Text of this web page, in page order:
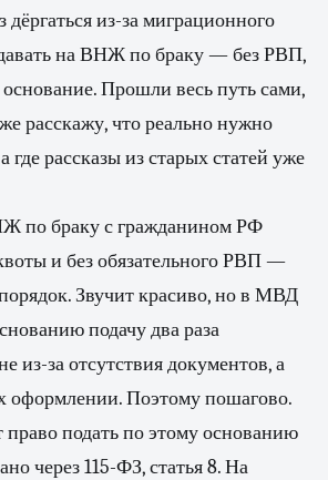
дёргаться из-за миграционного
на ВНЖ по браку — без РВП,
основание. Прошли весь путь сами,
расскажу, что реально нужно
где рассказы из старых статей уже
по браку с гражданином РФ
и без обязательного РВП —
Звучит красиво, но в МВД
подачу два раза
из-за отсутствия документов, а
оформлении. Поэтому пошагово.
подать по этому основанию
через 115-ФЗ, статья 8. На